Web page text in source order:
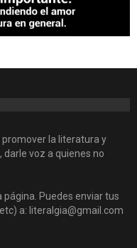
la literatura y
voz a quienes no
Puedes enviar tus
a: literalgia@gmail.com